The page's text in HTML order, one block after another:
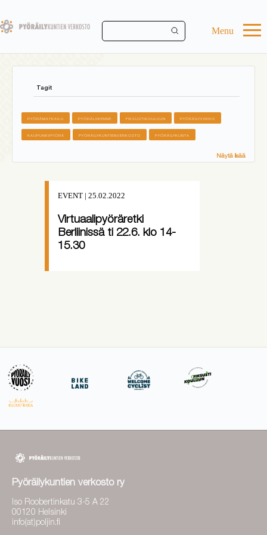
main
Menu
Tagit
PYÖRÄMATKAILU PYÖRÄLIIKENNE FIKSUSTIKOULUUN PYÖRÄILYVIIKKO
KAUPUNKIPYÖRÄ PYÖRÄILYKUNTIENVERKOSTO PYÖRÄILYKUNTA
Näytä lisää
EVENT | 25.02.2022
Virtuaalipyöräretki
Berliinissä ti 22.6. klo 14-
15.30
Pyöräilykuntien verkosto ry
Iso Roobertinkatu 3-5 A 22
00120 Helsinki
info(at)poljin.fi